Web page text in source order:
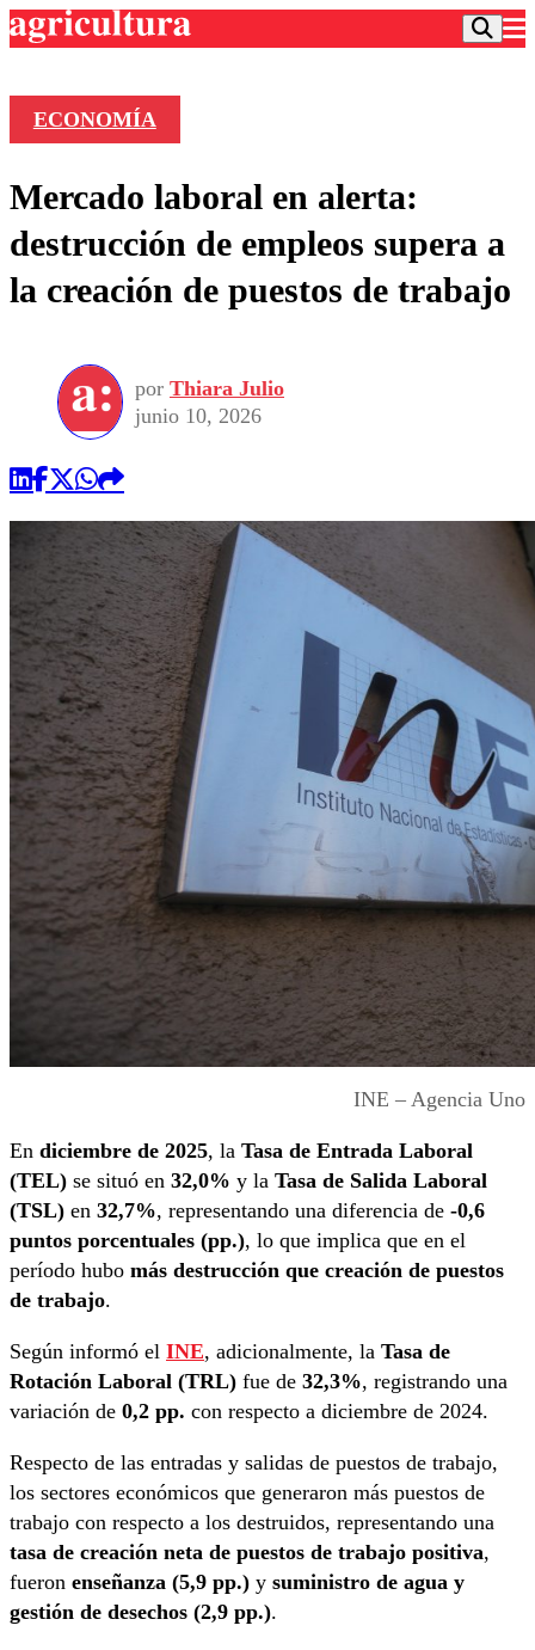
Frecuencias
Agricultura TV
Deportes
Colo Colo
Seleccion Chilena
Torneo Internacional
Universidad de Chile
Entretención
Economía
Internacional
Sustentabilidad
Publicaciones en medios
Opinión
ECONOMÍA
Mercado laboral en alerta:
destrucción de empleos supera a
la creación de puestos de trabajo
por Thiara Julio
junio 10, 2026
INE – Agencia Uno
En diciembre de 2025, la Tasa de Entrada Laboral
(TEL) se situó en 32,0% y la Tasa de Salida Laboral
(TSL) en 32,7%, representando una diferencia de -0,6
puntos porcentuales (pp.), lo que implica que en el
período hubo más destrucción que creación de puestos
de trabajo.
Según informó el INE, adicionalmente, la Tasa de
Rotación Laboral (TRL) fue de 32,3%, registrando una
variación de 0,2 pp. con respecto a diciembre de 2024.
Respecto de las entradas y salidas de puestos de trabajo,
los sectores económicos que generaron más puestos de
trabajo con respecto a los destruidos, representando una
tasa de creación neta de puestos de trabajo positiva,
fueron enseñanza (5,9 pp.) y suministro de agua y
gestión de desechos (2,9 pp.).